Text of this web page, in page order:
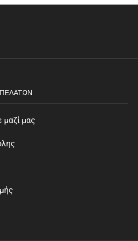
μαζί μας